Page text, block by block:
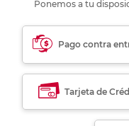
Ponemos a tu
Pago contra
Tarjeta de